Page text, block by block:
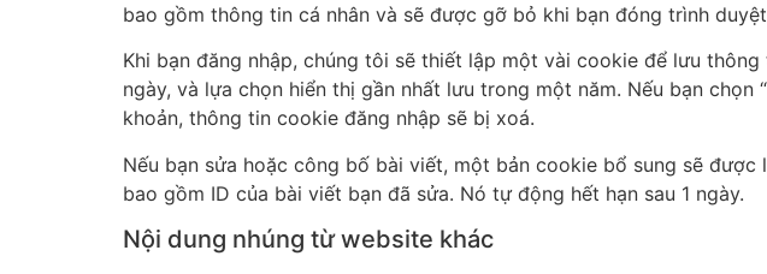
bao gồm thông tin cá nhân và sẽ được gỡ bỏ khi bạn đóng trình
Khi bạn đăng nhập, chúng tôi sẽ thiết lập một vài cookie để lưu
ngày, và lựa chọn hiển thị gần nhất lưu trong một năm. Nếu bạn
khoản, thông tin cookie đăng nhập sẽ bị xoá.
Nếu bạn sửa hoặc công bố bài viết, một bản cookie bổ sung sẽ
bao gồm ID của bài viết bạn đã sửa. Nó tự động hết hạn sau 1 ngày.
Nội dung nhúng từ website khác